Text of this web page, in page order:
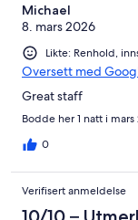
Michael
8. mars 2026
Likte: Renhold,
Oversett med
Great staff
Bodde her 1 natt i
0
Verifisert anmeldelse